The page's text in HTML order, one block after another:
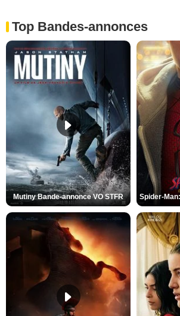
Top Bandes-annonces
Mutiny Bande-annonce VO STFR